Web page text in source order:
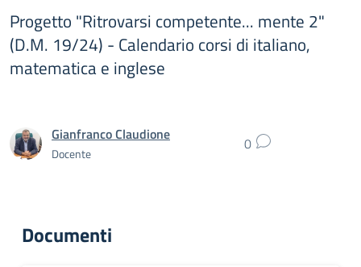
Progetto "Ritrovarsi competente... mente 2"
(D.M. 19/24) - Calendario corsi di italiano,
matematica e inglese
Gianfranco Claudione
Docente 0
Documenti